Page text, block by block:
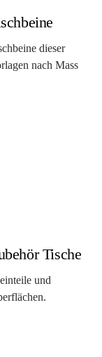
dieser
nach Mass
Tische
und